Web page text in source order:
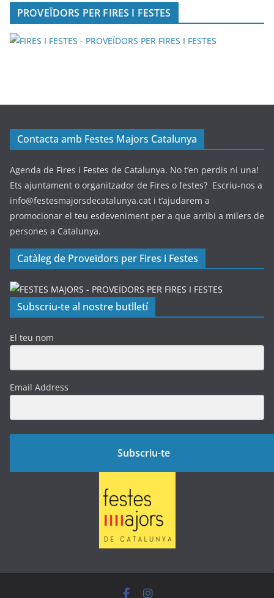
PROVEÏDORS PER FIRES I FESTES
Contacta amb Festes Majors Catalunya
Agenda de Fires i Festes de Catalunya. No t’en perdis ni una!
Ets ajuntament o organitzador de Fires o festes? Escriu-nos a
info@festesmajorsdecatalunya.cat i t’ajudarem a
promocionar el teu esdeveniment per a que arribi a milers de
persones a Catalunya.
Catàleg de Proveïdors per Fires i Festes
Subscriu-te al nostre butlletí
El teu nom
Email Address
Subscriu-te